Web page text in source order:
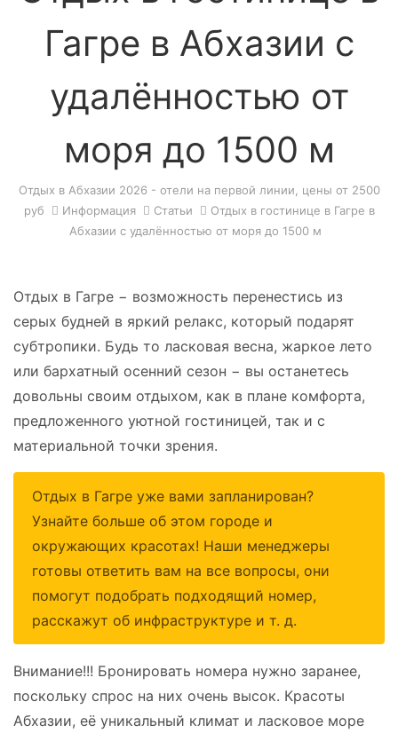
Гагре в Абхазии с
удалённостью от
моря до 1500 м
Отдых в Абхазии 2026 - отели на первой линии, цены от 2500
руб
Информация Статьи
Отдых в гостинице в Гагре в
Абхазии с удалённостью от моря до 1500 м
Отдых в Гагре − возможность перенестись из
серых будней в яркий релакс, который подарят
субтропики. Будь то ласковая весна, жаркое лето
или бархатный осенний сезон − вы останетесь
довольны своим отдыхом, как в плане комфорта,
предложенного уютной гостиницей, так и с
материальной точки зрения.
Отдых в Гагре уже вами запланирован?
Узнайте больше об этом городе и
окружающих красотах! Наши менеджеры
готовы ответить вам на все вопросы, они
помогут подобрать подходящий номер,
расскажут об инфраструктуре и т. д.
Внимание!!! Бронировать номера нужно заранее,
поскольку спрос на них очень высок. Красоты
Абхазии, её уникальный климат и ласковое море